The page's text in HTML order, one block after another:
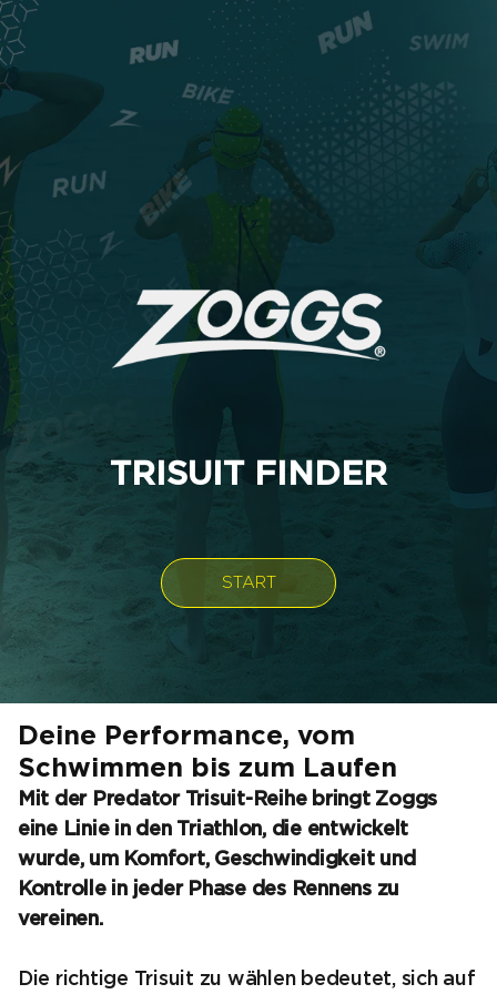
Deine Performance, vom
Schwimmen bis zum Laufen
Mit der Predator Trisuit-Reihe bringt Zoggs
eine Linie in den Triathlon, die entwickelt
wurde, um Komfort, Geschwindigkeit und
Kontrolle in jeder Phase des Rennens zu
vereinen.
Die richtige Trisuit zu wählen bedeutet, sich auf